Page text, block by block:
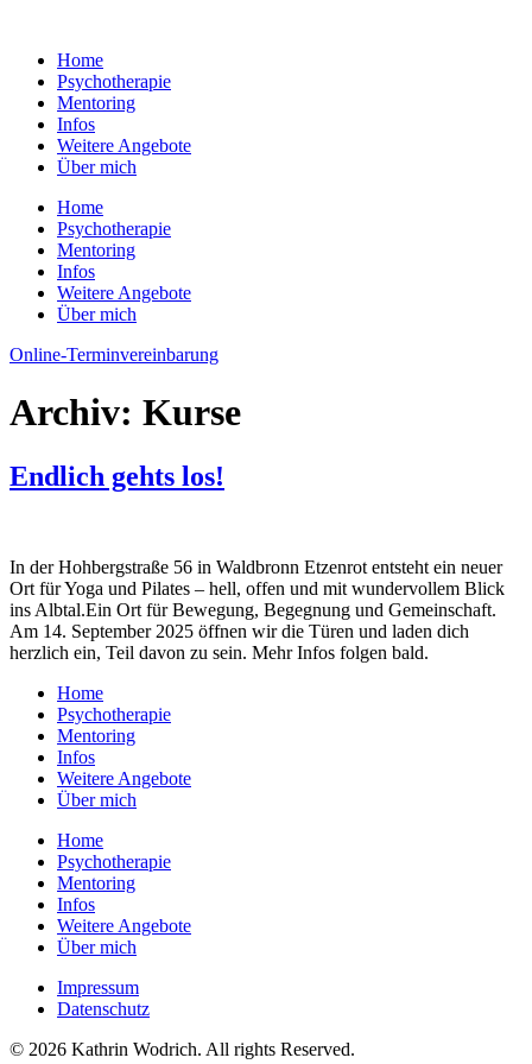
wechselnHome
Psychotherapie
Mentoring
Infos
Weitere Angebote
Über mich
Home
Psychotherapie
Mentoring
Infos
Weitere Angebote
Über mich
Online-Terminvereinbarung
Archiv: Kurse
Endlich gehts los!
In der Hohbergstraße 56 in Waldbronn Etzenrot entsteht ein neuer
Ort für Yoga und Pilates – hell, offen und mit wundervollem Blick
ins Albtal.Ein Ort für Bewegung, Begegnung und Gemeinschaft.
Am 14. September 2025 öffnen wir die Türen und laden dich
herzlich ein, Teil davon zu sein. Mehr Infos folgen bald.
Home
Psychotherapie
Mentoring
Infos
Weitere Angebote
Über mich
Home
Psychotherapie
Mentoring
Infos
Weitere Angebote
Über mich
Impressum
Datenschutz
© 2026 Kathrin Wodrich. All rights Reserved.